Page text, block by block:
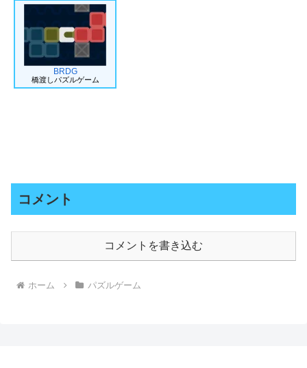
BRDG
橋渡しパズルゲーム
コメント
コメントを書き込む
ホーム パズルゲーム